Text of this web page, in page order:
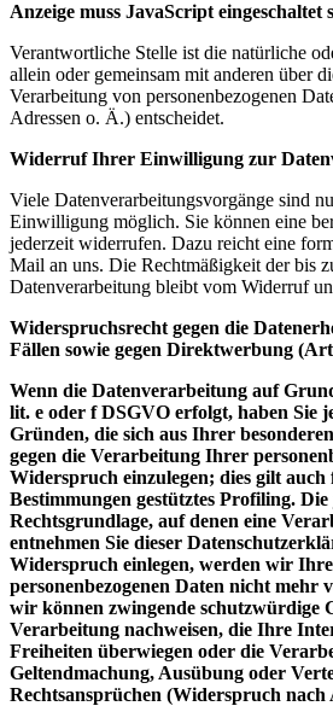
Anzeige muss JavaScript eingeschaltet
Verantwortliche Stelle ist die natürliche
allein oder gemeinsam mit anderen über
Verarbeitung von personenbezogenen
Adressen o. Ä.) entscheidet.
Widerruf Ihrer Einwilligung zur
Viele Datenverarbeitungsvorgänge sind
Einwilligung möglich. Sie können eine
jederzeit widerrufen. Dazu reicht eine
Mail an uns. Die Rechtmäßigkeit der bis
Datenverarbeitung bleibt vom Widerruf
Widerspruchsrecht gegen die
Fällen sowie gegen Direktwerbung
Wenn die Datenverarbeitung auf
lit. e oder f DSGVO erfolgt, haben Sie
Gründen, die sich aus Ihrer
gegen die Verarbeitung Ihrer
Widerspruch einzulegen; dies gilt auch
Bestimmungen gestütztes Profiling. Die
Rechtsgrundlage, auf denen eine
entnehmen Sie dieser
Widerspruch einlegen, werden wir
personenbezogenen Daten nicht mehr
wir können zwingende schutzwürdige
Verarbeitung nachweisen, die Ihre
Freiheiten überwiegen oder die
Geltendmachung, Ausübung oder
Rechtsansprüchen (Widerspruch